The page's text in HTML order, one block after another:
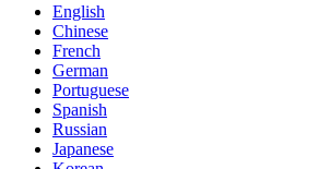
English
Chinese
French
German
Portuguese
Spanish
Russian
Japanese